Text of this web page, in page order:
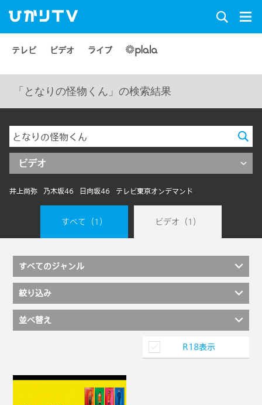
テレビ ビデオ ライブ
「となりの怪物くん」の検索結果
ビデオ
井上尚弥 乃木坂46 日向坂46 テレビ東京オンデマンド
すべて （1） ビデオ （1）
すべてのジャンル
絞り込み
並べ替え
R18表示